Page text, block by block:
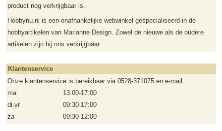
product nog verkrijgbaar is.
Hobbynu.nl is een onafhankelijke webwinkel gespecialiseerd in de
hobbyartikelen van Marianne Design. Zowel de nieuwe als de oudere
artikelen zijn bij ons verkrijgbaar.
Klantenservice
Onze klantenservice is bereikbaar via 0528-371075 en e-mail .
ma
13:00-17:00
di-vr
09:30-17:00
za
09:30-12:00